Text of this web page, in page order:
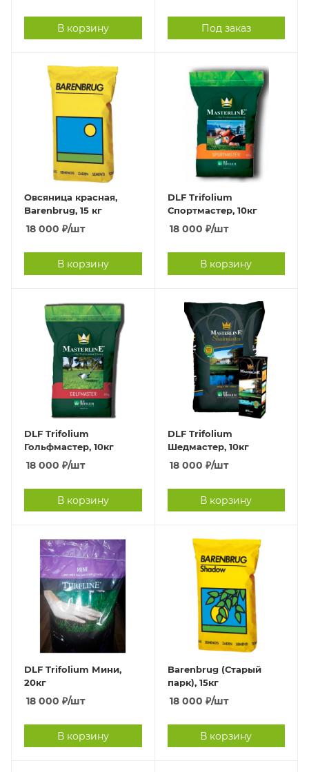
В корзину Под заказ
Овсяница красная,
Barenbrug, 15 кг
18 000 ₽/шт
В корзину
DLF Trifolium
Спортмастер, 10кг
18 000 ₽/шт
В корзину
DLF Trifolium
Гольфмастер, 10кг
18 000 ₽/шт
В корзину
DLF Trifolium
Шедмастер, 10кг
18 000 ₽/шт
В корзину
DLF Trifolium Мини,
20кг
18 000 ₽/шт
В корзину
Barenbrug (Старый
парк), 15кг
18 000 ₽/шт
В корзину